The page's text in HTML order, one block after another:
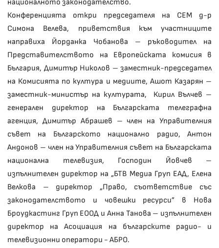
националното законодателство.
Конференцията откри председателя на СЕМ д-р
Симона Велева, приветствия към участниците
направиха Йорданка Чобанова – ръководител на
Представителството на Европейската комисия в
България, Димитър Николов – заместник-председател
на Комисията по култура и медиите, Ашот Казарян –
заместник-министър на културата, Кирил Вълчев –
генерален директор на Българската телеграфна
агенция, Димитър Абрашев – член на Управителния
съвет на Българското национално радио, Антон
Андонов – член на Управителния съвет на Българската
национална телевизия, Господин Йовчев –
изпълнителен директор на „БТВ Медиа Груп ЕАД, Елена
Велкова – директор „Право, съответствие със
законодателството и човешки ресурси” в Нова
Броудкастинг Груп ЕООД и Анна Танова – изпълнителен
директор на Асоциация на българските радио- и
телевизионни оператори - АБРО.